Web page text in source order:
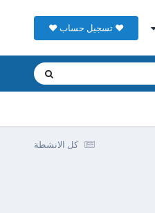
♥ تسجيل حساب ♥
كل الانشطة